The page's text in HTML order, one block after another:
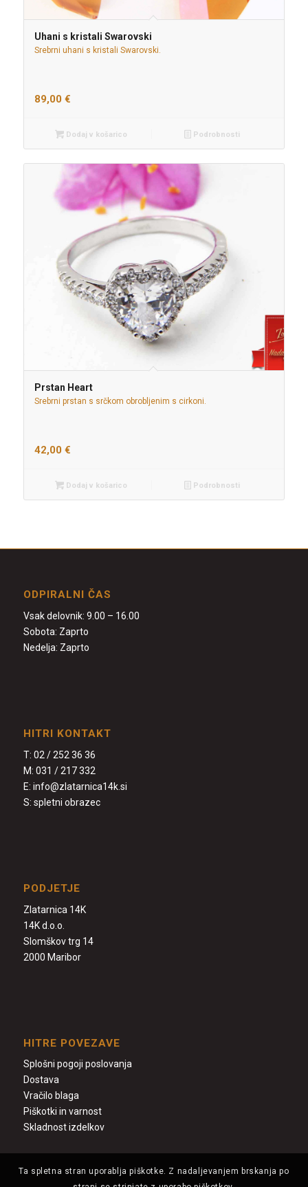
Uhani s kristali Swarovski
Srebrni uhani s kristali Swarovski.
89,00 €
Dodaj v košarico Podrobnosti
Prstan Heart
Srebrni prstan s srčkom obrobljenim s cirkoni.
42,00 €
Dodaj v košarico Podrobnosti
ODPIRALNI ČAS
Vsak delovnik: 9.00 – 16.00
Sobota: Zaprto
Nedelja: Zaprto
HITRI KONTAKT
T: 02 / 252 36 36
M: 031 / 217 332
E: info@zlatarnica14k.si
S: spletni obrazec
PODJETJE
Zlatarnica 14K
14K d.o.o.
Slomškov trg 14
2000 Maribor
HITRE POVEZAVE
Splošni pogoji poslovanja
Dostava
Vračilo blaga
Piškotki in varnost
Skladnost izdelkov
Ta spletna stran uporablja piškotke. Z nadaljevanjem brskanja po